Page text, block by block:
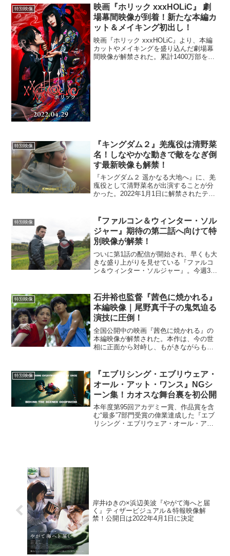
VS警察戦隊パトレンジャー」のザミー
ゴ・デルマ、さ...
特別映像
映画『ホリック xxxHOLiC』 劇
場幕間映像が到着！新たな本編カ
ット＆メイキング初出し！
映画『ホリック xxxHOLiC』より、本編
カットやメイキングを盛り込んだ劇場幕
間映像が解禁された。累計1400万部を突
特別映像
『キングダム２』羌瘣役は清野菜
名！しなやかな動きで敵をなぎ倒
す最新映像も解禁！
『キングダム２ 遥かなる大地へ』に、羌
瘣役として清野菜名が出演することが分
かった。2022年1月1日に解禁されたティ
がいる！」「羌瘣は一体誰！？！？」な
ど、注目を集めて...
特別映像
『ファルコン＆ウィンター・ソル
ジャー』期待の第二話へ向けて特
別映像が解禁！
ついに第1話の配信が開始され、早くも大
きな盛り上がりを見せている『ファルコ
ン＆ウィンター・ソルジャー』。今週3月
じさせる特別映像が解禁された。第1話で
は、『アベ...
特別映像
石井裕也監督『茜色に焼かれる』
本編映像｜尾野真千子の鬼気迫る
演技に圧倒！
全国公開中の映画『茜色に焼かれる』の
本編映像が解禁された。本作は、今の世
相に正面から対峙し、もがきながらも懸
めるのは日本映画界を牽引する石井裕
也。多難の時代に逆風を受け...
特別映像
『エブリシング・エブリウェア・
オール・アット・ワンス』NGシ
ーン集！カオスな舞台裏を初公開
本年度第95回アカデミー賞、作品賞を含
む“最多”7部門受賞の偉業達成した『エブ
リシング・エブリウェア・オール・アッ
岸井ゆきの×浜辺美波『やがて海へと届
く』ティザービジュアル＆特報映像解
禁！公開日は2022年4月1日に決定